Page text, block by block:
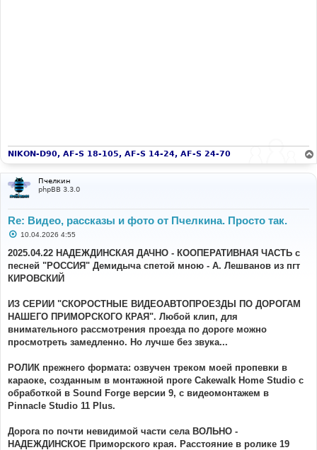
NIKON-D90, AF-S 18-105, AF-S 14-24, AF-S 24-70
Пчелкин
phpBB 3.3.0
Re: Видео, рассказы и фото от Пчелкина. Просто так.
С
о
б
щ
е
н
е
10.04.2026 4:55
2025.04.22 НАДЕЖДИНСКАЯ ДАЧНО - КООПЕРАТИВНАЯ ЧАСТЬ с
песней "РОССИЯ" Демидыча спетой мною - А. Лешванов из пгт
КИРОВСКИЙ
ИЗ СЕРИИ "СКОРОСТНЫЕ ВИДЕОАВТОПРОЕЗДЫ ПО ДОРОГАМ
НАШЕГО ПРИМОРСКОГО КРАЯ". Любой клип, для
внимательного рассмотрения проезда по дороге можно
просмотреть замедленно. Но лучше без звука...
РОЛИК прежнего формата: озвучен треком моей пропевки в
караоке, созданным в монтажной проге Cakewalk Home Studio с
обработкой в Sound Forge версии 9, с видеомонтажем в
Pinnacle Studio 11 Plus.
Дорога по почти невидимой части села ВОЛЬНО -
НАДЕЖДИНСКОЕ Приморского края. Расстояние в ролике 19